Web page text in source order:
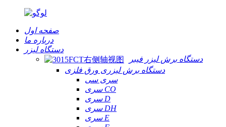
صفحه اول
درباره ما
دستگاه لیزر
دستگاه برش لیزر فیبر
دستگاه برش لیزری ورق فلزی
سری سی
سری CO
سری D
سری DH
سری E